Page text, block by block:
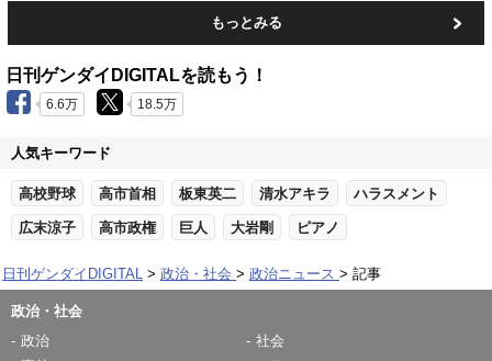
もっとみる
日刊ゲンダイDIGITALを読もう！
6.6万 18.5万
人気キーワード
高校野球 高市首相 板東英二 清水アキラ ハラスメント
広末涼子 高市政権 巨人 大岩剛 ピアノ
日刊ゲンダイDIGITAL 政治・社会 政治ニュース 記事
政治・社会
政治
社会